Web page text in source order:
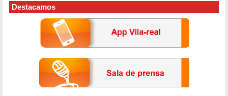
Destacamos